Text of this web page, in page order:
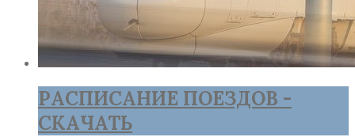
РАСПИСАНИЕ ПОЕЗДОВ -
СКАЧАТЬ